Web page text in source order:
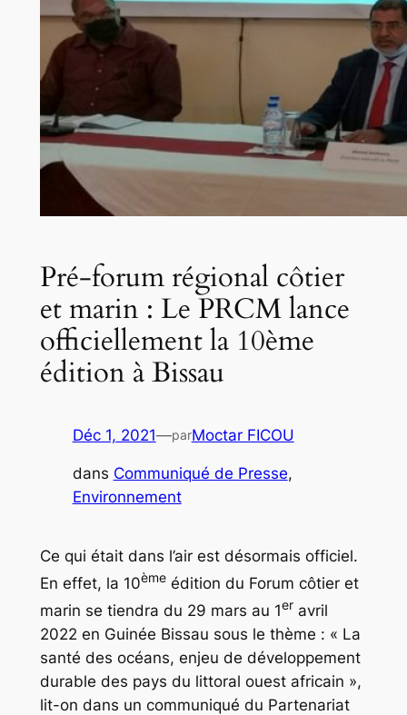
Pré-forum régional côtier
et marin : Le PRCM lance
officiellement la 10ème
édition à Bissau
Déc 1, 2021—parMoctar FICOU
dans Communiqué de Presse
Environnement
Ce qui était dans l’air est désormais officiel.
En effet, la 10èmeédition du Forum côtier et
marin se tiendra du 29 mars au 1eravril
2022 en Guinée Bissau sous le thème : « La
santé des océans, enjeu de développement
durable des pays du littoral ouest africain »,
lit-on dans un communiqué du Partenariat